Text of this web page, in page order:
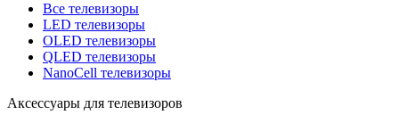
Все телевизоры
LED телевизоры
OLED телевизоры
QLED телевизоры
NanoCell телевизоры
Аксессуары для телевизоров